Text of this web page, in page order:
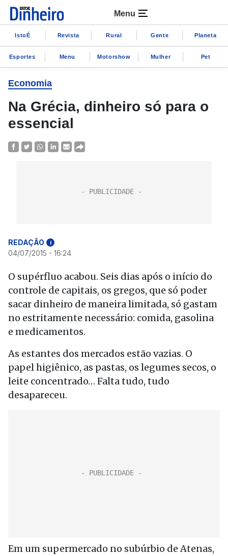
Menu
IstoÉ Revista Rural Gente Planeta
Esportes Menu Motorshow Mulher Pet
Economia
Na Grécia, dinheiro só para o
essencial
REDAÇÃO i
04/07/2015 - 16:24
O supérfluo acabou. Seis dias após o início do
controle de capitais, os gregos, que só poder
sacar dinheiro de maneira limitada, só gastam
no estritamente necessário: comida, gasolina
e medicamentos.
As estantes dos mercados estão vazias. O
papel higiênico, as pastas, os legumes secos, o
leite concentrado… Falta tudo, tudo
desapareceu.
Em um supermercado no subúrbio de Atenas,